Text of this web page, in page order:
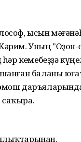
ысын
Уның "Оҙон-
һәр кемебеҙҙә
баланы